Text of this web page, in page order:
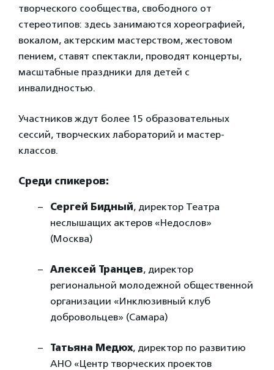
творческого сообщества, свободного от
стереотипов: здесь занимаются хореографией,
вокалом, актерским мастерством, жестовом
пением, ставят спектакли, проводят концерты,
масштабные праздники для детей с
инвалидностью.
Участников ждут более 15 образовательных
сессий, творческих лабораторий и мастер-
классов.
Среди спикеров:
Сергей Бидный, директор Театра
неслышащих актеров «Недослов»
(Москва)
Алексей Транцев, директор
региональной молодежной общественной
организации «Инклюзивный клуб
добровольцев» (Самара)
Татьяна Медюх, директор по развитию
АНО «Центр творческих проектов